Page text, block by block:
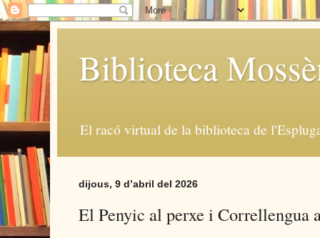
Biblioteca
El racó virtual de la biblioteca de
dijous, 9 d’abril del 2026
El Penyic al perxe i Correllengua